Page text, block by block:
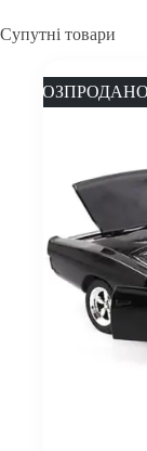
Супутні товари
РОЗПРОДАНО